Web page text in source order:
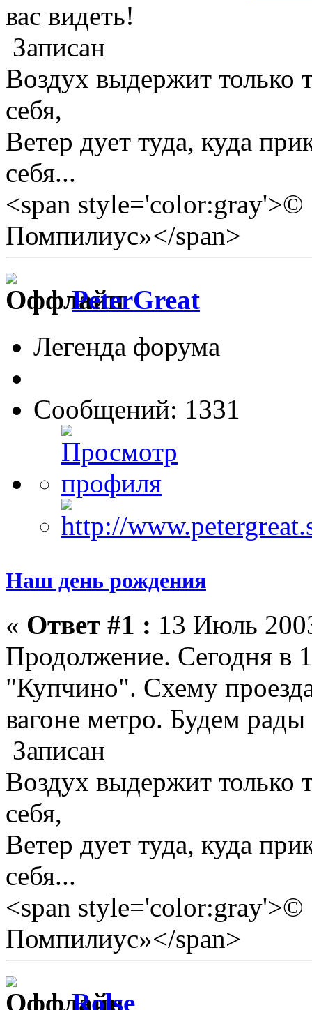
вас видеть!
Записан
Воздух выдержит только
себя,
Ветер дует туда, куда
себя...
<span style='color:gray'>©
Помпилиус»</span>
PeterGreat
Легенда форума
Сообщений: 1331
Наш день рождения
« Ответ #1 : 13 Июль
Продолжение. Сегодня в
"Купчино". Схему
вагоне метро. Будем рады
Записан
Воздух выдержит только
себя,
Ветер дует туда, куда
себя...
<span style='color:gray'>©
Помпилиус»</span>
Rolse